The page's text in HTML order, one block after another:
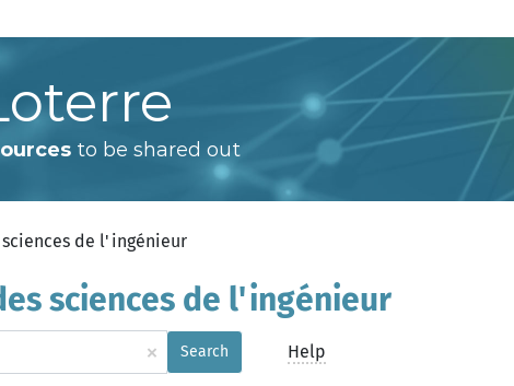
to be shared out
de l'ingénieur
sciences de l'ingénieur
× Search Help